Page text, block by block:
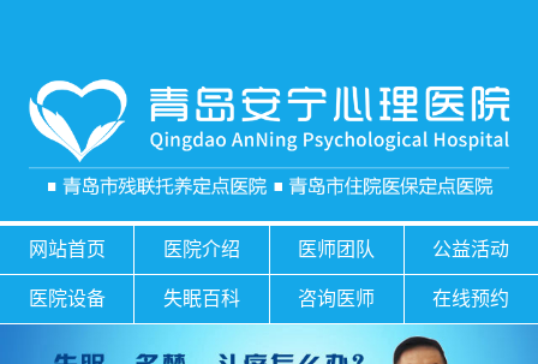
网站首页 医院介绍 医师团队 公益活动
医院设备 失眠百科 咨询医师 在线预约